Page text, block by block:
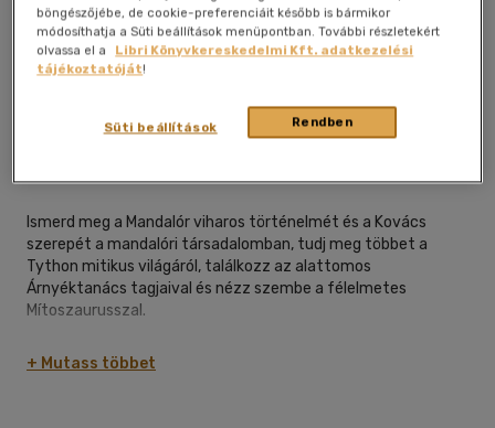
Kívánságlistához adom
Ismerd meg a Mandalór viharos történelmét és a Kovács
szerepét a mandalóri társadalomban, tudj meg többet a
Tython mitikus világáról, találkozz az alattomos
Árnyéktanács tagjaival és nézz szembe a félelmetes
Mítoszaurusszal.
Kalandozz a galaxis lenyűgöző helyszínein ezzel a
részletgazdag, a Lucasfilm közreműködésével készített,
+ Mutass többet
böngészőjébe, de cookie-preferenciáit később is bármikor
módosíthatja a Süti beállítások menüpontban. További részletekért
olvassa el a
Libri Könyvkereskedelmi Kft. adatkezelési
tájékoztatóját!
Rendben
Süti beállítások